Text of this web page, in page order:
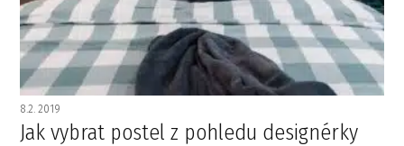
8.2. 2019
Jak vybrat postel z pohledu designérky